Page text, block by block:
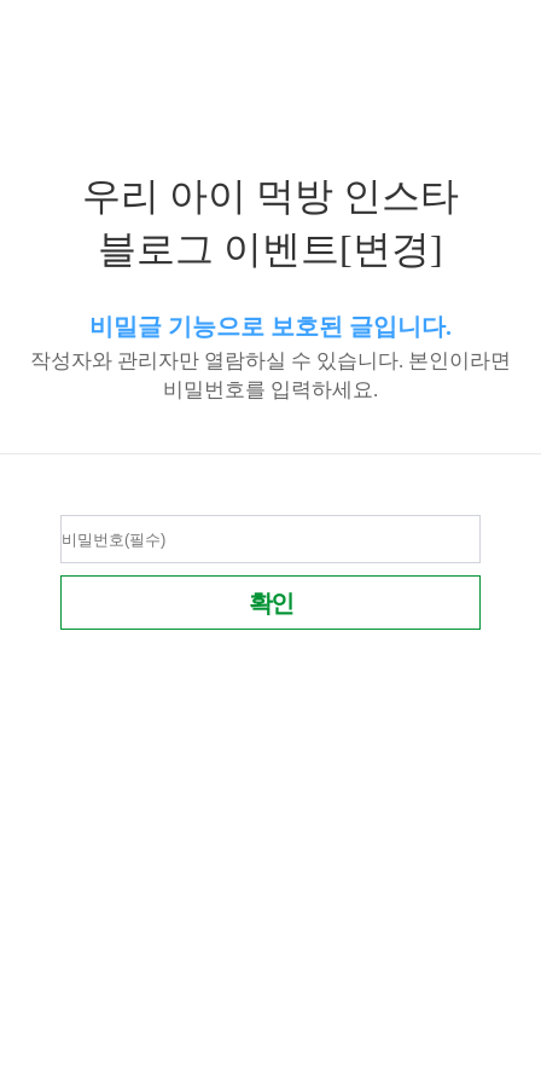
우리 아이 먹방 인스타
블로그 이벤트[변경]
비밀글 기능으로 보호된 글입니다.
작성자와 관리자만 열람하실 수 있습니다. 본인이라면
비밀번호를 입력하세요.